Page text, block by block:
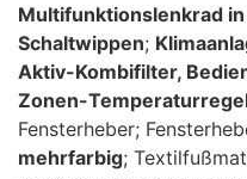
Multifunktionslenkrad
Schaltwippen;
Aktiv-Kombifilter,
Zonen-
Fensterheber;
mehrfarbig;